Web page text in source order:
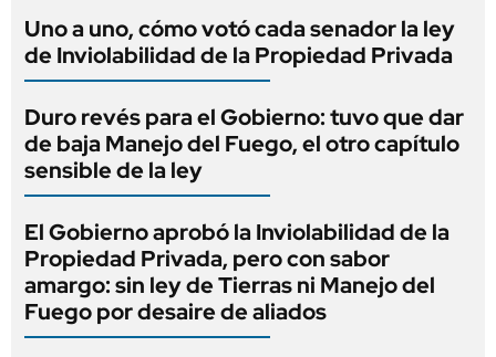
Uno a uno, cómo votó cada senador la ley
de Inviolabilidad de la Propiedad Privada
Duro revés para el Gobierno: tuvo que dar
de baja Manejo del Fuego, el otro capítulo
sensible de la ley
El Gobierno aprobó la Inviolabilidad de la
Propiedad Privada, pero con sabor
amargo: sin ley de Tierras ni Manejo del
Fuego por desaire de aliados